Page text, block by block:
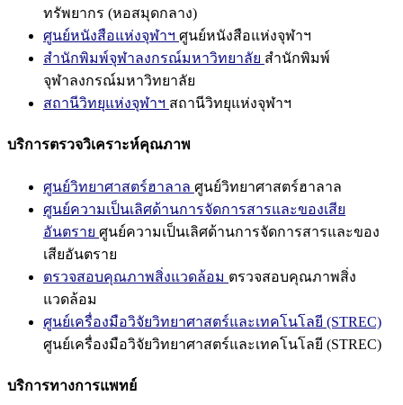
ทรัพยากร (หอสมุดกลาง)
ศูนย์หนังสือแห่งจุฬาฯ ศูนย์หนังสือแห่งจุฬาฯ
สำนักพิมพ์จุฬาลงกรณ์มหาวิทยาลัย สำนักพิมพ์
จุฬาลงกรณ์มหาวิทยาลัย
สถานีวิทยุแห่งจุฬาฯ สถานีวิทยุแห่งจุฬาฯ
บริการตรวจวิเคราะห์คุณภาพ
ศูนย์วิทยาศาสตร์ฮาลาล ศูนย์วิทยาศาสตร์ฮาลาล
ศูนย์ความเป็นเลิศด้านการจัดการสารและของเสีย
อันตราย ศูนย์ความเป็นเลิศด้านการจัดการสารและของ
เสียอันตราย
ตรวจสอบคุณภาพสิ่งแวดล้อม ตรวจสอบคุณภาพสิ่ง
แวดล้อม
ศูนย์เครื่องมือวิจัยวิทยาศาสตร์และเทคโนโลยี (STREC)
ศูนย์เครื่องมือวิจัยวิทยาศาสตร์และเทคโนโลยี (STREC)
บริการทางการแพทย์